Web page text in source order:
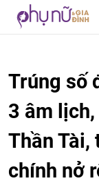
Trúng số
3 âm
Thần Tài,
chính nở